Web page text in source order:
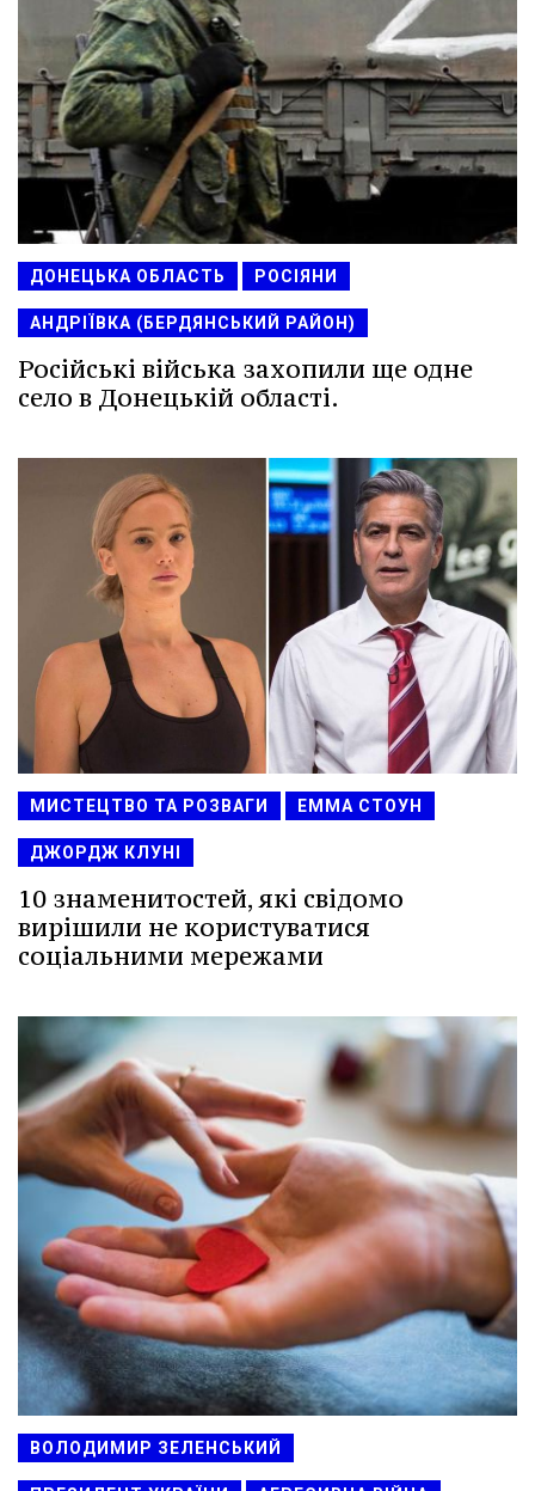
ДОНЕЦЬКА ОБЛАСТЬ РОСІЯНИ
АНДРІЇВКА (БЕРДЯНСЬКИЙ РАЙОН)
Російські війська захопили ще одне
село в Донецькій області.
МИСТЕЦТВО ТА РОЗВАГИ ЕММА СТОУН
ДЖОРДЖ КЛУНІ
10 знаменитостей, які свідомо
вирішили не користуватися
соціальними мережами
ВОЛОДИМИР ЗЕЛЕНСЬКИЙ